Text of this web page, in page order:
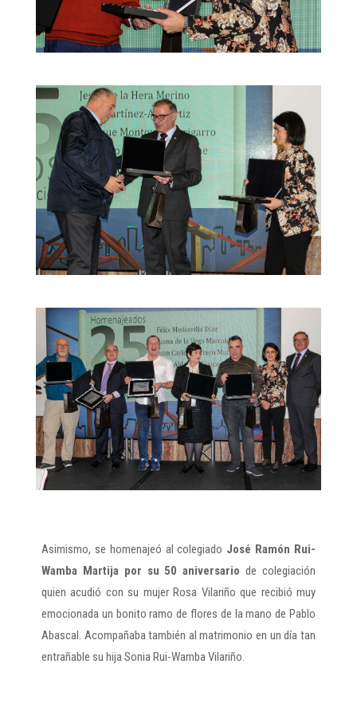
Asimismo, se homenajeó al colegiado José Ramón Rui-
Wamba Martija por su 50 aniversario de colegiación
quien acudió con su mujer Rosa Vilariño que recibió muy
emocionada un bonito ramo de flores de la mano de Pablo
Abascal. Acompañaba también al matrimonio en un día tan
entrañable su hija Sonia Rui-Wamba Vilariño.